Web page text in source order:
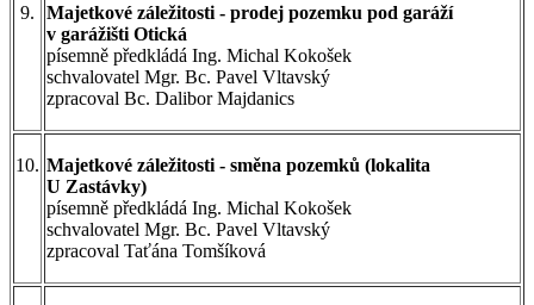
9.
Majetkové záležitosti - prodej pozemku pod garáží
v garážišti Otická
písemně předkládá Ing. Michal Kokošek
schvalovatel Mgr. Bc. Pavel Vltavský
zpracoval Bc. Dalibor Majdanics
10. Majetkové záležitosti - směna pozemků (lokalita
U Zastávky)
písemně předkládá Ing. Michal Kokošek
schvalovatel Mgr. Bc. Pavel Vltavský
zpracoval Taťána Tomšíková